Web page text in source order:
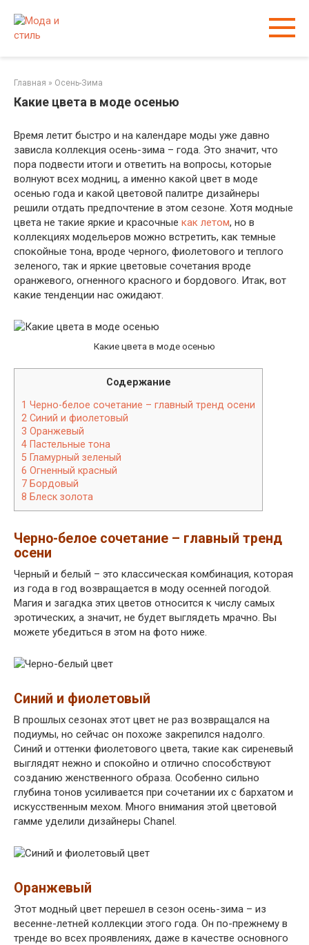
контенту
Главная » Осень-Зима
Какие цвета в моде осенью
Время летит быстро и на календаре моды уже давно
зависла коллекция осень-зима – года. Это значит, что
пора подвести итоги и ответить на вопросы, которые
волнуют всех модниц, а именно какой цвет в моде
осенью года и какой цветовой палитре дизайнеры
решили отдать предпочтение в этом сезоне. Хотя модные
цвета не такие яркие и красочные как летом, но в
коллекциях модельеров можно встретить, как темные
спокойные тона, вроде черного, фиолетового и теплого
зеленого, так и яркие цветовые сочетания вроде
оранжевого, огненного красного и бордового. Итак, вот
какие тенденции нас ожидают.
Какие цвета в моде осенью
Содержание
1 Черно-белое сочетание – главный тренд осени
2 Синий и фиолетовый
3 Оранжевый
4 Пастельные тона
5 Гламурный зеленый
6 Огненный красный
7 Бордовый
8 Блеск золота
Черно-белое сочетание – главный тренд
осени
Черный и белый – это классическая комбинация, которая
из года в год возвращается в моду осенней погодой.
Магия и загадка этих цветов относится к числу самых
эротических, а значит, не будет выглядеть мрачно. Вы
можете убедиться в этом на фото ниже.
Синий и фиолетовый
В прошлых сезонах этот цвет не раз возвращался на
подиумы, но сейчас он похоже закрепился надолго.
Синий и оттенки фиолетового цвета, такие как сиреневый
выглядят нежно и спокойно и отлично способствуют
созданию женственного образа. Особенно сильно
глубина тонов усиливается при сочетании их с бархатом и
искусственным мехом. Много внимания этой цветовой
гамме уделили дизайнеры Chanel.
Оранжевый
Этот модный цвет перешел в сезон осень-зима – из
весенне-летней коллекции этого года. Он по-прежнему в
тренде во всех проявлениях, даже в качестве основного